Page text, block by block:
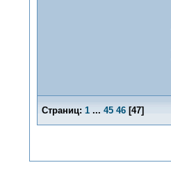
Страниц: 1 ... 45 46[47]